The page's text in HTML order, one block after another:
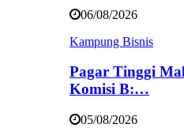
06/08/2026
Kampung Bisnis
Pagar Tinggi
Komisi B:…
05/08/2026